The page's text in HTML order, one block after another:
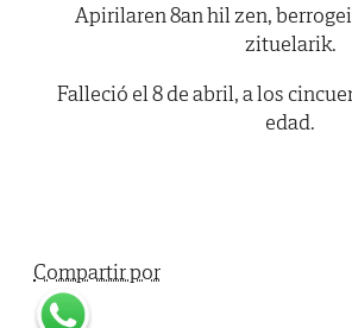
Apirilaren 8an hil zen,
zituelarik.
Falleció el 8 de abril, a los
edad.
Compartir por